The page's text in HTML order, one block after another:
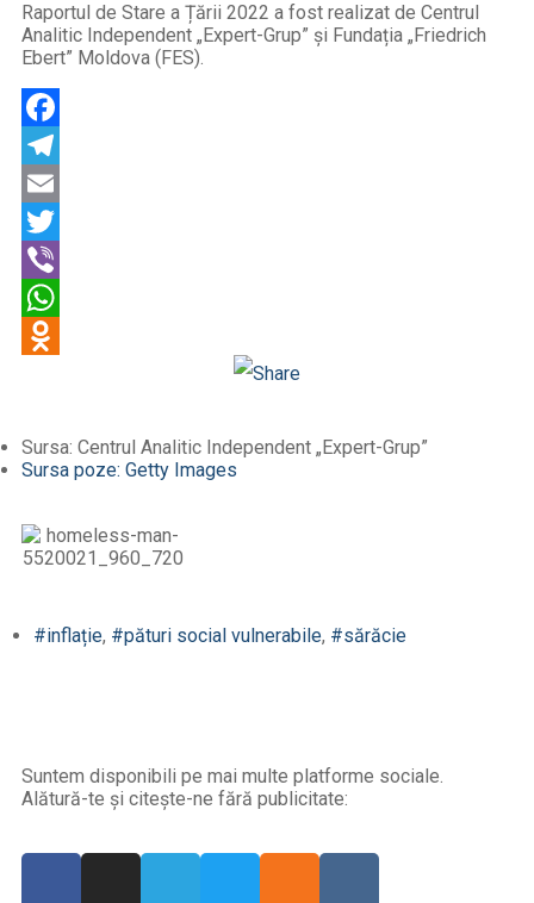
Raportul de Stare a Țării 2022 a fost realizat de Centrul
Analitic Independent „Expert-Grup” și Fundația „Friedrich
Ebert” Moldova (FES).
Odnoklassniki
Sursa: Centrul Analitic Independent „Expert-Grup”
Sursa poze: Getty Images
#inflație, #pături social vulnerabile, #sărăcie
Suntem disponibili pe mai multe platforme sociale.
Alătură-te și citește-ne fără publicitate: